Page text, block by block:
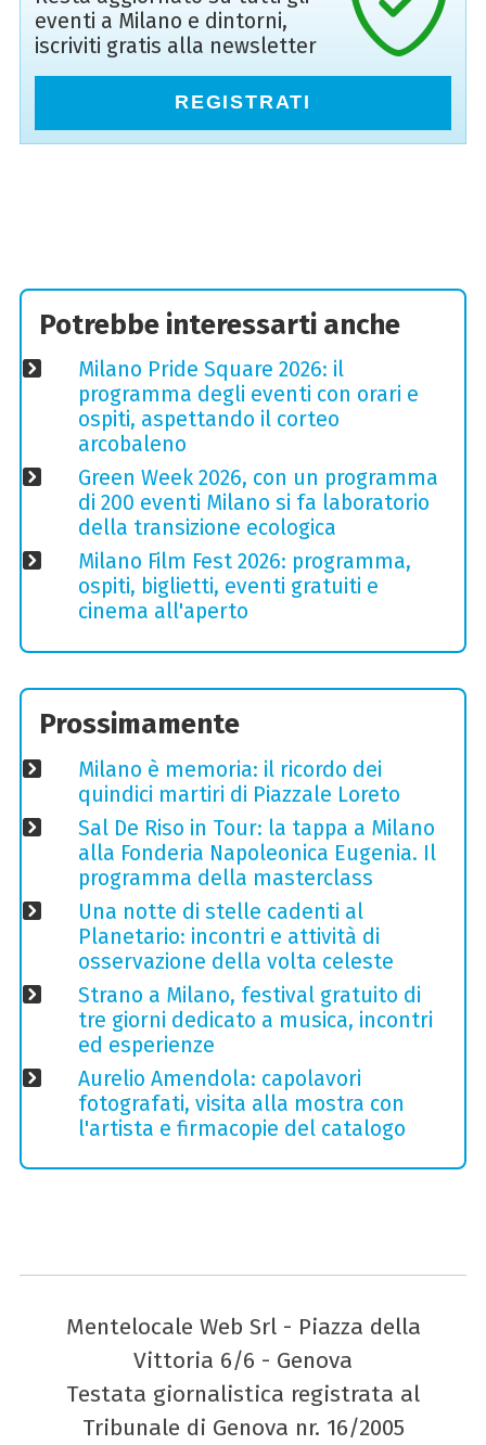
eventi a Milano e dintorni,
iscriviti gratis alla newsletter
REGISTRATI
Potrebbe interessarti anche
Milano Pride Square 2026: il
programma degli eventi con orari e
ospiti, aspettando il corteo
arcobaleno
Green Week 2026, con un programma
di 200 eventi Milano si fa laboratorio
della transizione ecologica
Milano Film Fest 2026: programma,
ospiti, biglietti, eventi gratuiti e
cinema all'aperto
Prossimamente
Milano è memoria: il ricordo dei
quindici martiri di Piazzale Loreto
Sal De Riso in Tour: la tappa a Milano
alla Fonderia Napoleonica Eugenia. Il
programma della masterclass
Una notte di stelle cadenti al
Planetario: incontri e attività di
osservazione della volta celeste
Strano a Milano, festival gratuito di
tre giorni dedicato a musica, incontri
ed esperienze
Aurelio Amendola: capolavori
fotografati, visita alla mostra con
l'artista e firmacopie del catalogo
Mentelocale Web Srl - Piazza della
Vittoria 6/6 - Genova
Testata giornalistica registrata al
Tribunale di Genova nr. 16/2005